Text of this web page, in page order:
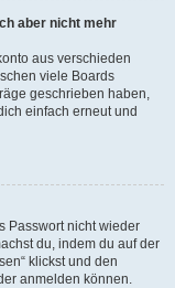
aber nicht mehr
aus verschieden
viele Boards
geschrieben haben,
einfach erneut und
Passwort nicht wieder
du, indem du auf der
klickst und den
anmelden können.